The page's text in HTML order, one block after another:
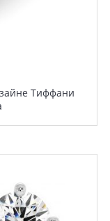
Тиффани